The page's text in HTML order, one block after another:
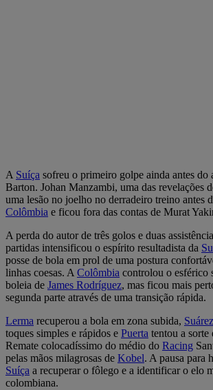
A Suíça sofreu o primeiro golpe ainda antes
Barton. Johan Manzambi, uma das revelações
uma lesão no joelho no derradeiro treino antes
Colômbia e ficou fora das contas de Murat
A perda do autor de três golos e duas
partidas intensificou o espírito resultadista da
posse de bola em prol de uma postura
linhas coesas. A Colômbia controlou o esférico
boleia de James Rodríguez, mas ficou mais
segunda parte através de uma transição rápida.
Lerma recuperou a bola em zona subida, Suárez
toques simples e rápidos e Puerta tentou a sorte
Remate colocadíssimo do médio do Racing
pelas mãos milagrosas de Kobel. A pausa para
Suíça a recuperar o fôlego e a identificar o elo
colombiana.